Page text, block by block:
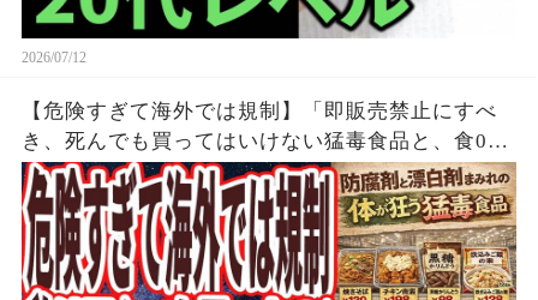
2026/07/12
【危険すぎて海外では規制】「即販売禁止にすべ
き、死んでも買ってはいけない猛毒食品と、食00
円以下で買える なぜか報道されない天然の薬レ
ベルの神食品」